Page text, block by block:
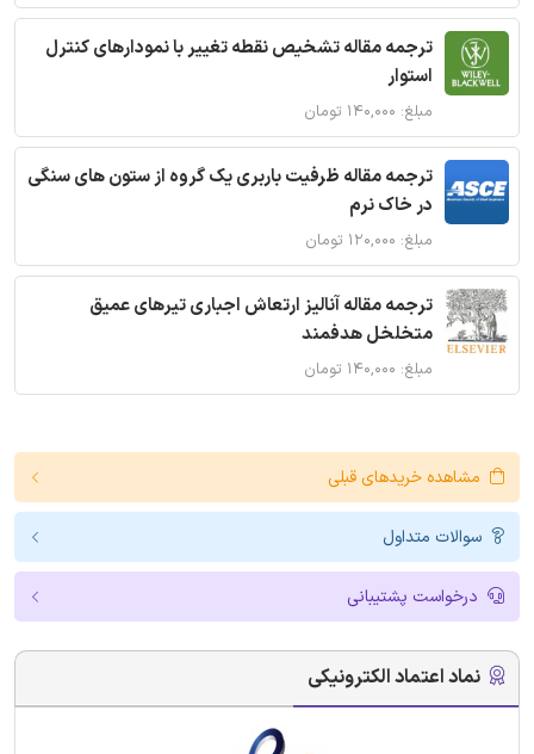
ترجمه مقاله تشخیص نقطه تغییر با نمودارهای کنترل
استوار
مبلغ: ۱۴۰,۰۰۰ تومان
ترجمه مقاله ظرفیت باربری یک گروه از ستون های سنگی
در خاک نرم
مبلغ: ۱۲۰,۰۰۰ تومان
ترجمه مقاله آنالیز ارتعاش اجباری تیرهای عمیق
متخلخل هدفمند
مبلغ: ۱۴۰,۰۰۰ تومان
مشاهده خریدهای قبلی
سوالات متداول
درخواست پشتیبانی
نماد اعتماد الکترونیکی